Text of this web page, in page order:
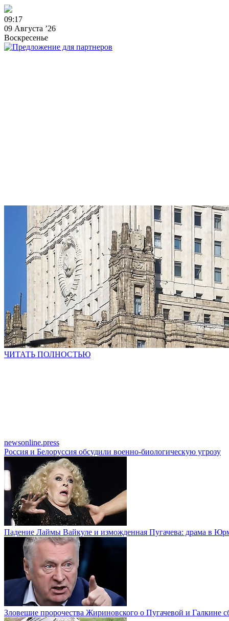
09:1 7
09 Августа ’26
Воскресенье
ЧИТАТЬ ПОЛНОСТЬЮ
newsonline.press
Россия и Белоруссия обсудили военно-биологическую угрозу
Падение Лаймы Вайкуле и изможденная Пугачева: драма в
Зловещие пророчества Жириновского о Пугачевой и Галкине